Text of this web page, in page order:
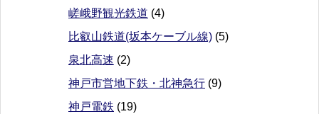
嵯峨野観光鉄道 (4)
比叡山鉄道(坂本ケーブル線) (5)
泉北高速 (2)
神戸市営地下鉄・北神急行 (9)
神戸電鉄 (19)